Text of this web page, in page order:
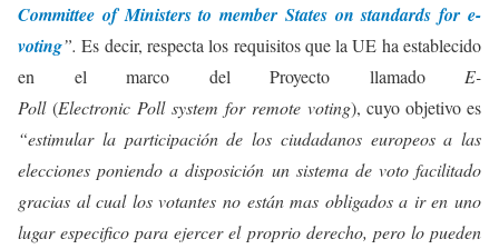
Committee of Ministers to member States on standards for e-
voting”.Es decir, respecta los requisitos que la UE ha establecido
en el marco del Proyecto llamado E-
Poll(Electronic Poll system for remote voting), cuyo objetivo es
“estimular la participación de los ciudadanos europeos a las
elecciones poniendo a disposición un sistema de voto facilitado
gracias al cual los votantes no están mas obligados a ir en uno
lugar especifico para ejercer el proprio derecho, pero lo pueden